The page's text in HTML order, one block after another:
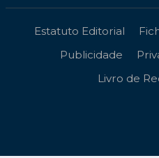
Estatuto Editorial
Publicidade
Livro de